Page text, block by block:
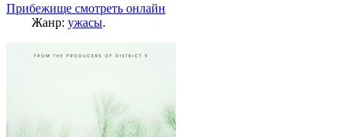
Прибежище смотреть онлайн
Жанр: ужасы.